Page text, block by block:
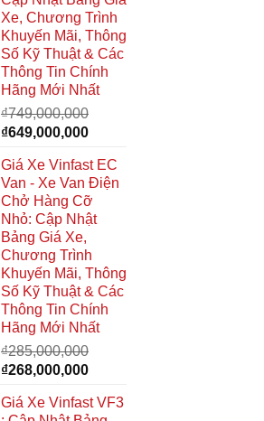
Xe, Chương Trình
Khuyến Mãi, Thông
Số Kỹ Thuật & Các
Thông Tin Chính
Hãng Mới Nhất
₫749,000,000
Giá
là:
₫749,000,000.
₫649,000,000Giá
tại
là:
₫649,000,000.
Giá Xe Vinfast EC
Van - Xe Van Điện
Chở Hàng Cỡ
Nhỏ: Cập Nhật
Bảng Giá Xe,
Chương Trình
Khuyến Mãi, Thông
Số Kỹ Thuật & Các
Thông Tin Chính
Hãng Mới Nhất
₫285,000,000
Giá
là:
₫268,000,000Giá
tại
Giá Xe Vinfast VF3